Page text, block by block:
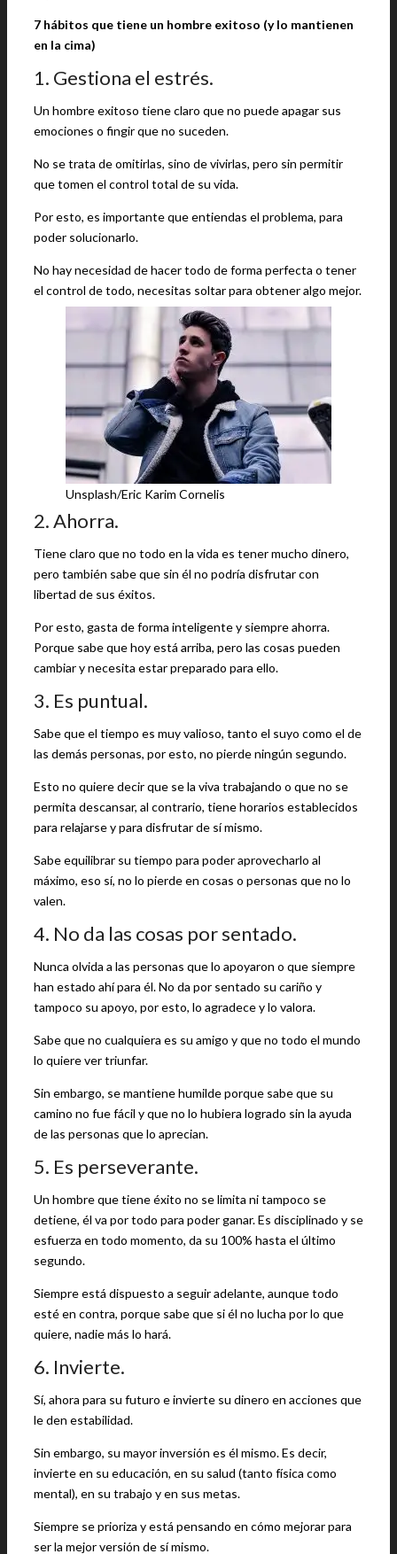
7 hábitos que tiene un hombre exitoso (y lo mantienen
en la cima)
1. Gestiona el estrés.
Un hombre exitoso tiene claro que no puede apagar sus
emociones o fingir que no suceden.
No se trata de omitirlas, sino de vivirlas, pero sin permitir
que tomen el control total de su vida.
Por esto, es importante que entiendas el problema, para
poder solucionarlo.
No hay necesidad de hacer todo de forma perfecta o tener
el control de todo, necesitas soltar para obtener algo mejor.
Unsplash/Eric Karim Cornelis
2. Ahorra.
Tiene claro que no todo en la vida es tener mucho dinero,
pero también sabe que sin él no podría disfrutar con
libertad de sus éxitos.
Por esto, gasta de forma inteligente y siempre ahorra.
Porque sabe que hoy está arriba, pero las cosas pueden
cambiar y necesita estar preparado para ello.
3. Es puntual.
Sabe que el tiempo es muy valioso, tanto el suyo como el de
las demás personas, por esto, no pierde ningún segundo.
Esto no quiere decir que se la viva trabajando o que no se
permita descansar, al contrario, tiene horarios establecidos
para relajarse y para disfrutar de sí mismo.
Sabe equilibrar su tiempo para poder aprovecharlo al
máximo, eso sí, no lo pierde en cosas o personas que no lo
valen.
4. No da las cosas por sentado.
Nunca olvida a las personas que lo apoyaron o que siempre
han estado ahí para él. No da por sentado su cariño y
tampoco su apoyo, por esto, lo agradece y lo valora.
Sabe que no cualquiera es su amigo y que no todo el mundo
lo quiere ver triunfar.
Sin embargo, se mantiene humilde porque sabe que su
camino no fue fácil y que no lo hubiera logrado sin la ayuda
de las personas que lo aprecian.
5. Es perseverante.
Un hombre que tiene éxito no se limita ni tampoco se
detiene, él va por todo para poder ganar. Es disciplinado y se
esfuerza en todo momento, da su 100% hasta el último
segundo.
Siempre está dispuesto a seguir adelante, aunque todo
esté en contra, porque sabe que si él no lucha por lo que
quiere, nadie más lo hará.
6. Invierte.
Sí, ahora para su futuro e invierte su dinero en acciones que
le den estabilidad.
Sin embargo, su mayor inversión es él mismo. Es decir,
invierte en su educación, en su salud (tanto física como
mental), en su trabajo y en sus metas.
Siempre se prioriza y está pensando en cómo mejorar para
ser la mejor versión de sí mismo.